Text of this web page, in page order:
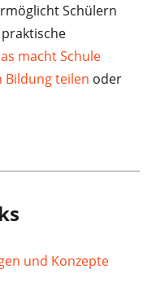
Schülern
macht Schule
Bildung teilen oder
und Konzepte